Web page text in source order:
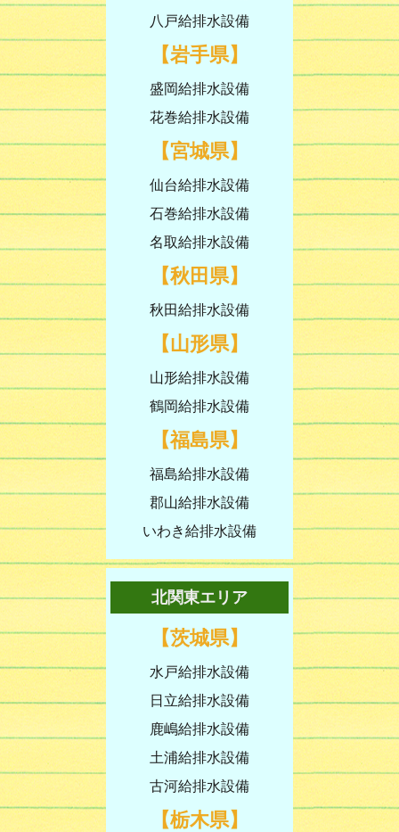
八戸給排水設備
【岩手県】
盛岡給排水設備
花巻給排水設備
【宮城県】
仙台給排水設備
石巻給排水設備
名取給排水設備
【秋田県】
秋田給排水設備
【山形県】
山形給排水設備
鶴岡給排水設備
【福島県】
福島給排水設備
郡山給排水設備
いわき給排水設備
北関東エリア
【茨城県】
水戸給排水設備
日立給排水設備
鹿嶋給排水設備
土浦給排水設備
古河給排水設備
【栃木県】